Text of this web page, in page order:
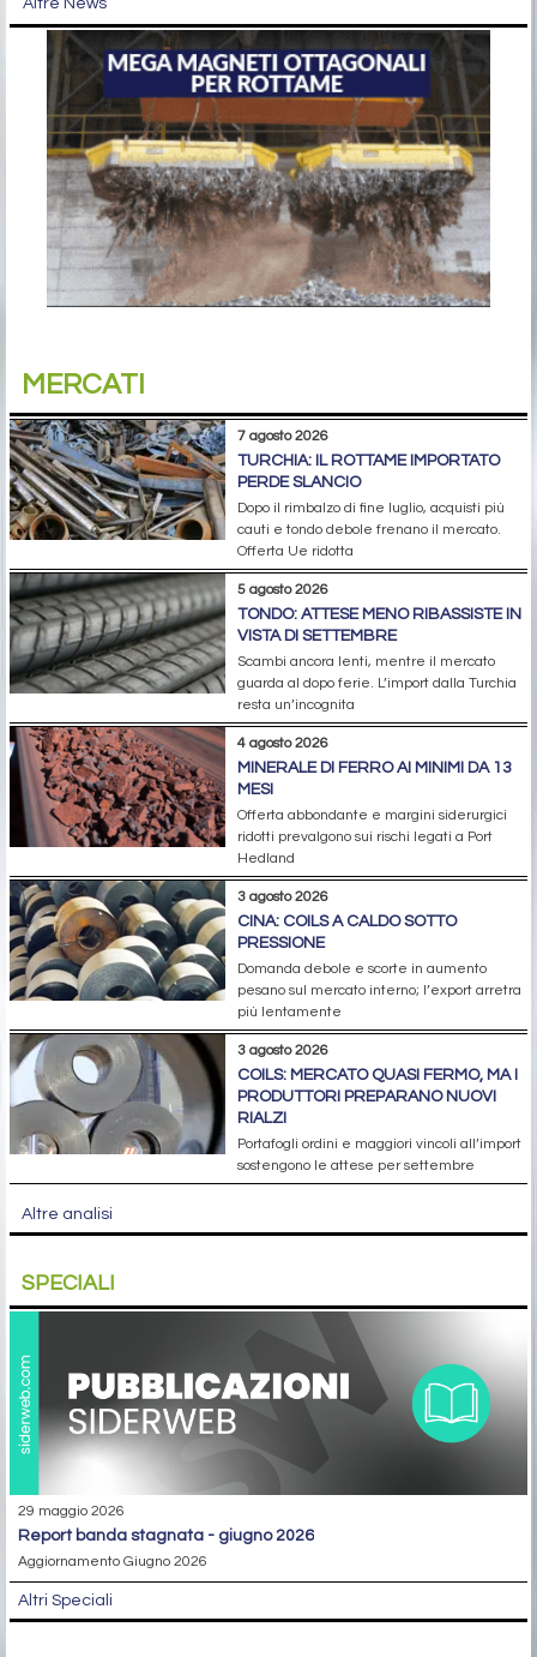
Altre News
MERCATI
7 agosto 2026
TURCHIA: IL ROTTAME IMPORTATO
PERDE SLANCIO
Dopo il rimbalzo di fine luglio, acquisti più
cauti e tondo debole frenano il mercato.
Offerta Ue ridotta
5 agosto 2026
TONDO: ATTESE MENO RIBASSISTE IN
VISTA DI SETTEMBRE
Scambi ancora lenti, mentre il mercato
guarda al dopo ferie. L’import dalla Turchia
resta un’incognita
4 agosto 2026
MINERALE DI FERRO AI MINIMI DA 13
MESI
Offerta abbondante e margini siderurgici
ridotti prevalgono sui rischi legati a Port
Hedland
3 agosto 2026
CINA: COILS A CALDO SOTTO
PRESSIONE
Domanda debole e scorte in aumento
pesano sul mercato interno; l’export arretra
più lentamente
3 agosto 2026
COILS: MERCATO QUASI FERMO, MA I
PRODUTTORI PREPARANO NUOVI
RIALZI
Portafogli ordini e maggiori vincoli all’import
sostengono le attese per settembre
Altre analisi
SPECIALI
29 maggio 2026
report banda stagnata - giugno 2026
Aggiornamento Giugno 2026
Altri Speciali